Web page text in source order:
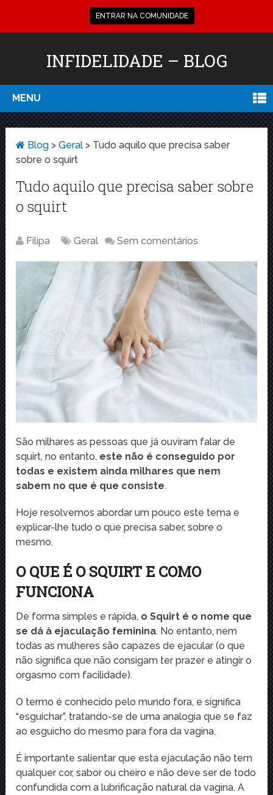
INFIDELIDADE – BLOG
MENU
Blog >Geral > Tudo aquilo que precisa saber
sobre o squirt
Tudo aquilo que precisa saber sobre
o squirt
Filipa Geral Sem comentários
São milhares as pessoas que já ouviram falar de
squirt, no entanto, este não é conseguido por
todas e existem ainda milhares que nem
sabem no que é que consiste.
Hoje resolvemos abordar um pouco este tema e
explicar-lhe tudo o que precisa saber, sobre o
mesmo.
O QUE É O SQUIRT E COMO
FUNCIONA
De forma simples e rápida, o Squirt é o nome que
se dá à ejaculação feminina. No entanto, nem
todas as mulheres são capazes de ejacular (o que
não significa que não consigam ter prazer e atingir o
orgasmo com facilidade).
O termo é conhecido pelo mundo fora, e significa
“esguichar”, tratando-se de uma analogia que se faz
ao esguicho do mesmo para fora da vagina.
É importante salientar que esta ejaculação não tem
qualquer cor, sabor ou cheiro e não deve ser de todo
confundida com a lubrificação natural da vagina. A
ENTRAR NA COMUNIDADE